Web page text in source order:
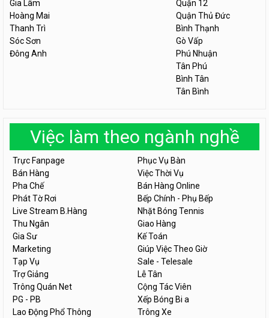
Gia Lâm
Hoàng Mai
Thanh Trì
Sóc Sơn
Đông Anh
Quận 12
Quận Thủ Đức
Bình Thạnh
Gò Vấp
Phú Nhuận
Tân Phú
Bình Tân
Tân Bình
Việc làm theo ngành nghề
Trực Fanpage
Phục Vụ Bàn
Bán Hàng
Việc Thời Vụ
Pha Chế
Bán Hàng Online
Phát Tờ Rơi
Bếp Chính - Phụ Bếp
Live Stream B.Hàng
Nhặt Bóng Tennis
Thu Ngân
Giao Hàng
Gia Sư
Kế Toán
Marketing
Giúp Việc Theo Giờ
Tạp Vụ
Sale - Telesale
Trợ Giảng
Lễ Tân
Trông Quán Net
Cộng Tác Viên
PG - PB
Xếp Bóng Bi a
Lao Động Phổ Thông
Trông Xe